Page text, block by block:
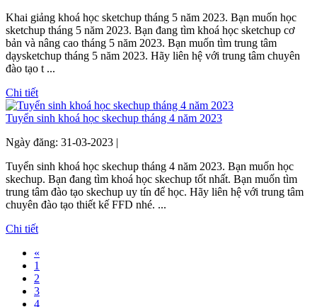
Khai giảng khoá học sketchup tháng 5 năm 2023. Bạn muốn học
sketchup tháng 5 năm 2023. Bạn đang tìm khoá học sketchup cơ
bản và nâng cao tháng 5 năm 2023. Bạn muốn tìm trung tâm
dạysketchup tháng 5 năm 2023. Hãy liên hệ với trung tâm chuyên
đào tạo t ...
Chi tiết
Tuyển sinh khoá học skechup tháng 4 năm 2023
Ngày đăng: 31-03-2023 |
Tuyển sinh khoá học skechup tháng 4 năm 2023. Bạn muốn học
skechup. Bạn đang tìm khoá học skechup tốt nhất. Bạn muốn tìm
trung tâm đào tạo skechup uy tín để học. Hãy liên hệ với trung tâm
chuyên đào tạo thiết kế FFD nhé. ...
Chi tiết
«
1
2
3
4